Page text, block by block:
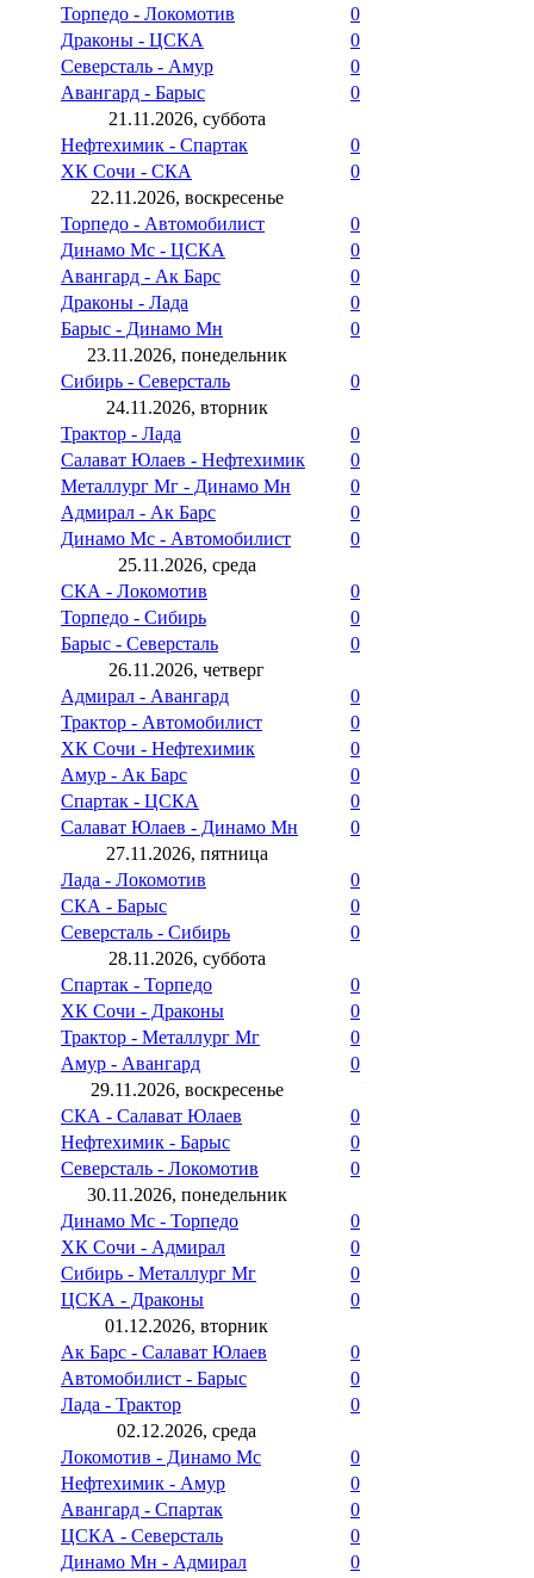
Торпедо - Локомотив
0
Драконы - ЦСКА
0
Северсталь - Амур
0
Авангард - Барыс
0
21.11.2026, суббота
Нефтехимик - Спартак
0
ХК Сочи - СКА
0
22.11.2026, воскресенье
Торпедо - Автомобилист
0
Динамо Мс - ЦСКА
0
Авангард - Ак Барс
0
Драконы - Лада
0
Барыс - Динамо Мн
0
23.11.2026, понедельник
Сибирь - Северсталь
0
24.11.2026, вторник
Трактор - Лада
0
Салават Юлаев - Нефтехимик
0
Металлург Мг - Динамо Мн
0
Адмирал - Ак Барс
0
Динамо Мс - Автомобилист
0
25.11.2026, среда
СКА - Локомотив
0
Торпедо - Сибирь
0
Барыс - Северсталь
0
26.11.2026, четверг
Адмирал - Авангард
0
Трактор - Автомобилист
0
ХК Сочи - Нефтехимик
0
Амур - Ак Барс
0
Спартак - ЦСКА
0
Салават Юлаев - Динамо Мн
0
27.11.2026, пятница
Лада - Локомотив
0
СКА - Барыс
0
Северсталь - Сибирь
0
28.11.2026, суббота
Спартак - Торпедо
0
ХК Сочи - Драконы
0
Трактор - Металлург Мг
0
Амур - Авангард
0
29.11.2026, воскресенье
СКА - Салават Юлаев
0
Нефтехимик - Барыс
0
Северсталь - Локомотив
0
30.11.2026, понедельник
Динамо Мс - Торпедо
0
ХК Сочи - Адмирал
0
Сибирь - Металлург Мг
0
ЦСКА - Драконы
0
01.12.2026, вторник
Ак Барс - Салават Юлаев
0
Автомобилист - Барыс
0
Лада - Трактор
0
02.12.2026, среда
Локомотив - Динамо Мс
0
Нефтехимик - Амур
0
Авангард - Спартак
0
ЦСКА - Северсталь
0
Динамо Мн - Адмирал
0